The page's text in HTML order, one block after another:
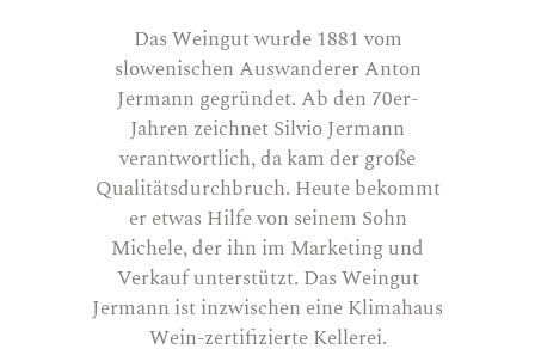
Das Weingut wurde 1881 vom
slowenischen Auswanderer Anton
Jermann gegründet. Ab den 70er-
Jahren zeichnet Silvio Jermann
verantwortlich, da kam der große
Qualitätsdurchbruch. Heute bekommt
er etwas Hilfe von seinem Sohn
Michele, der ihn im Marketing und
Verkauf unterstützt. Das Weingut
Jermann ist inzwischen eine Klimahaus
Wein-zertifizierte Kellerei.